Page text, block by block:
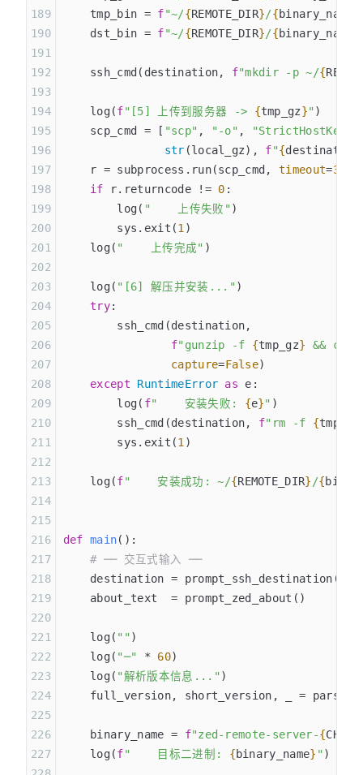
    tmp_bin =
f"~/{REMOTE_DIR}/{binary_name
    dst_bin =
f"~/{REMOTE_DIR}/{binary_name
    ssh_cmd(destination,
f"mkdir -p ~/{
    log(
f"[5] 上传到服务器 -> {tmp_gz}" )
    scp_cmd = [
"scp" , "-o" ,
               str
(local_gz), f"{destination
    r = subprocess.run(scp_cmd,
timeout=300
    if
r.returncode != 0 :
        log(
"    上传失败" )
        sys.exit(
1)
    log(
"    上传完成" )
    log(
"[6] 解压并安装..." )
    try
:
        ssh_cmd(destination,
                f
"gunzip -f {tmp_gz} &&
                capture
=False)
    except
RuntimeError as e:
        log(
f"    安装失败: {e}" )
        ssh_cmd(destination,
f"rm -f {tmp_gz
        sys.exit(
1)
    log(
f"    安装成功: ~/{REMOTE_DIR}/{
def main():
    # ── 交互式输入 ──
    destination = prompt_ssh_destination()
    about_text  = prompt_zed_about()
    log(
"" )
    log(
"─" * 60)
    log(
"解析版本信息..." )
full_version, short_version, _ =
    binary_name =
f"zed-remote-server-{
    log(
f"    目标二进制: {binary_name} " )